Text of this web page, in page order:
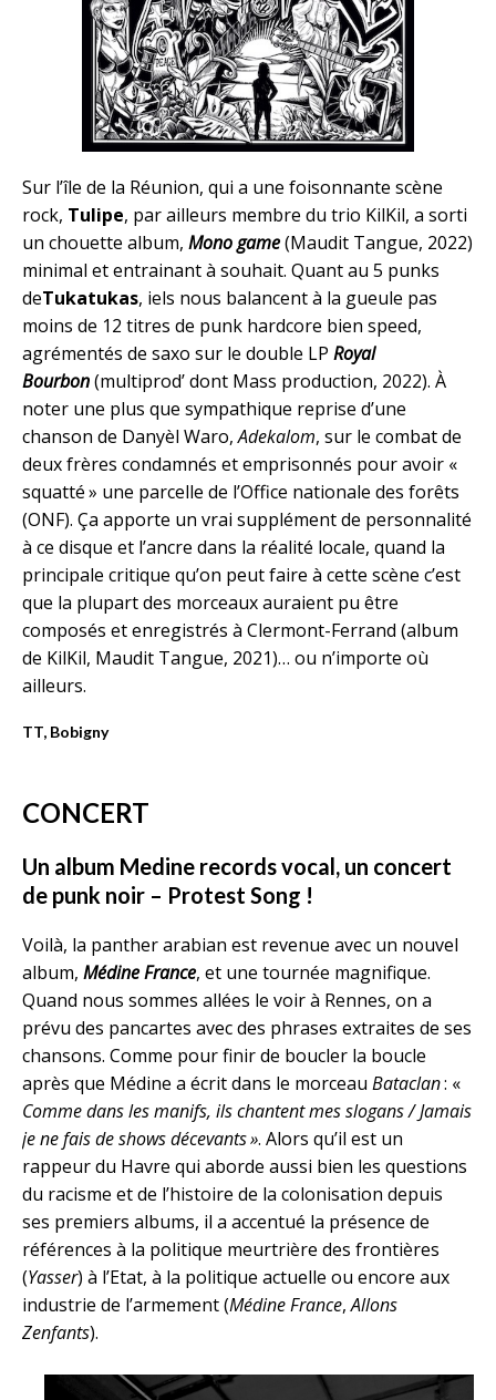
Sur l’île de la Réunion, qui a une foisonnante scène
rock, Tulipe, par ailleurs membre du trio KilKil, a sorti
un chouette album, Mono game(Maudit Tangue, 2022)
minimal et entrainant à souhait. Quant au 5 punks
deTukatukas, iels nous balancent à la gueule pas
moins de 12 titres de punk hardcore bien speed,
agrémentés de saxo sur le double LP Royal
Bourbon(multiprod’ dont Mass production, 2022). À
noter une plus que sympathique reprise d’une
chanson de Danyèl Waro,Adekalom, sur le combat de
deux frères condamnés et emprisonnés pour avoir «
squatté » une parcelle de l’Office nationale des forêts
(ONF). Ça apporte un vrai supplément de personnalité
à ce disque et l’ancre dans la réalité locale, quand la
principale critique qu’on peut faire à cette scène c’est
que la plupart des morceaux auraient pu être
composés et enregistrés à Clermont-Ferrand (album
de KilKil, Maudit Tangue, 2021)… ou n’importe où
ailleurs.
TT, Bobigny
CONCERT
Un album Medine records vocal, un concert
de punk noir – Protest Song !
Voilà, la panther arabian est revenue avec un nouvel
album, Médine France, et une tournée magnifique.
Quand nous sommes allées le voir à Rennes, on a
prévu des pancartes avec des phrases extraites de ses
chansons. Comme pour finir de boucler la boucle
après que Médine a écrit dans le morceau Bataclan: «
Comme dans les manifs, ils chantent mes slogans / Jamais
je ne fais de shows décevants ». Alors qu’il est un
rappeur du Havre qui aborde aussi bien les questions
du racisme et de l’histoire de la colonisation depuis
ses premiers albums, il a accentué la présence de
références à la politique meurtrière des frontières
(Yasser) à l’Etat, à la politique actuelle ou encore aux
industrie de l’armement (Médine France,Allons
Zenfants).